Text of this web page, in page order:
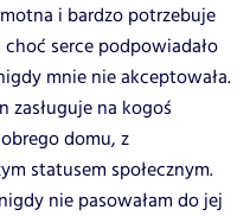
i bardzo potrzebuje
serce podpowiadało
mnie nie akceptowała.
zasługuje na kogoś
domu, z
statusem społecznym.
nie pasowałam do jej